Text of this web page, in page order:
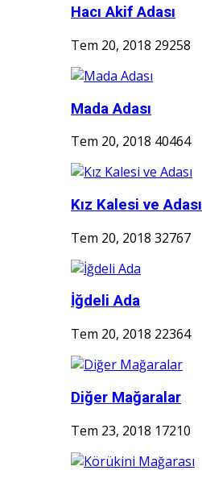
Hacı Akif Adası
Tem 20, 2018 29258
Mada Adası
Tem 20, 2018 40464
Kız Kalesi ve Adası
Tem 20, 2018 32767
İğdeli Ada
Tem 20, 2018 22364
Diğer Mağaralar
Tem 23, 2018 17210